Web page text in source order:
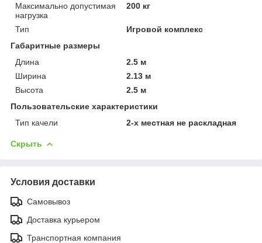
Максимально допустимая
нагрузка
200 кг
Тип
Игровой комплекс
Габаритные размеры
Длина
2.5 м
Ширина
2.13 м
Высота
2.5 м
Пользовательские характеристики
Тип качели
2-х местная не раскладная
Скрыть
Условия доставки
Самовывоз
Доставка курьером
Транспортная компания